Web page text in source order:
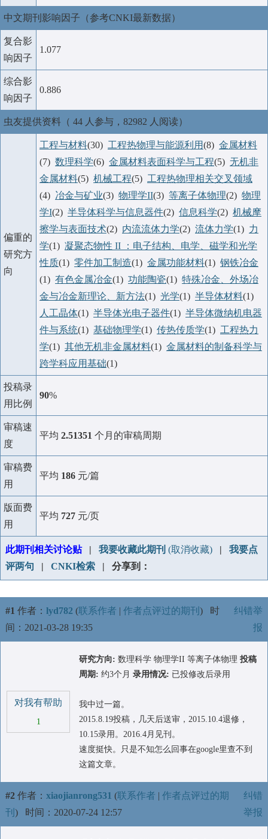
中文期刊影响因子（参考CNKI最新数据）
复合影
响因子
1.077
综合影
响因子
0.886
虫友提供资料（ 44 人参与，82982 人阅读）
偏重的
研究方
向
工程与材料(30) 工程热物理与能源利用(8) 金属材料
(7) 数理科学(6) 金属材料表面科学与工程(5) 无机非
金属材料(5) 机械工程(5) 工程热物理相关交叉领域
(4) 冶金与矿业(3) 物理学II(3) 等离子体物理(2) 物理
学I(2) 半导体科学与信息器件(2) 信息科学(2) 机械摩
擦学与表面技术(2) 内流流体力学(2) 流体力学(1) 力
学(1) 凝聚态物性 II ：电子结构、电学、磁学和光学
性质(1) 零件加工制造(1) 金属功能材料(1) 钢铁冶金
(1) 有色金属冶金(1) 功能陶瓷(1) 特殊冶金、外场冶
金与冶金新理论、新方法(1) 光学(1) 半导体材料(1)
人工晶体(1) 半导体光电子器件(1) 半导体微纳机电器
件与系统(1) 基础物理学(1) 传热传质学(1) 工程热力
学(1) 其他无机非金属材料(1) 金属材料的制备科学与
跨学科应用基础(1)
投稿录
用比例
90%
审稿速
度
平均 2.51351 个月的审稿周期
审稿费
用
平均 186 元/篇
版面费
用
平均 727 元/页
此期刊相关讨论贴| 我要收藏此期刊 (取消收藏) | 我要点
评两句 | CNKI检索 | 分享到：
#1 作者： lyd782 (联系作者 | 作者点评过的期刊 ) 时
间：2021-03-28 19:35
纠错举
报
对我有帮助
1
研究方向: 数理科学 物理学II 等离子体物理 投稿
周期: 约3个月 录用情况: 已投修改后录用
我中过一篇。
2015.8.19投稿，几天后送审，2015.10.4退修，
10.15录用。2016.4月见刊。
速度挺快。只是不知怎么回事在google里查不到
这篇文章。
#2 作者： xiaojianrong531 (联系作者 | 作者点评过的期
刊 ) 时间：2020-07-24 12:57
纠错
举报